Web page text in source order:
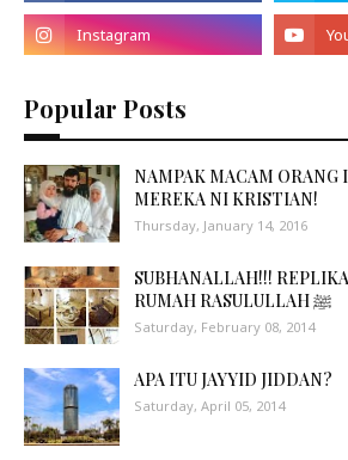
Popular Posts
NAMPAK MACAM ORANG
MEREKA NI KRISTIAN!
Thursday, January 14, 2016
SUBHANALLAH!!!
RUMAH RASULULLAH ﷺ
Saturday, February 08, 2014
APA ITU JAYYID JIDDAN?
Saturday, April 05, 2014